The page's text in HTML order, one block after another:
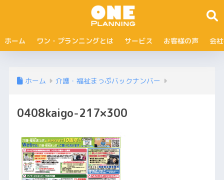
ホーム ワン・プランニングとは サービス お客様の声 会
ホーム 介護・福祉まっぷバックナンバー
0408kaigo-217×300